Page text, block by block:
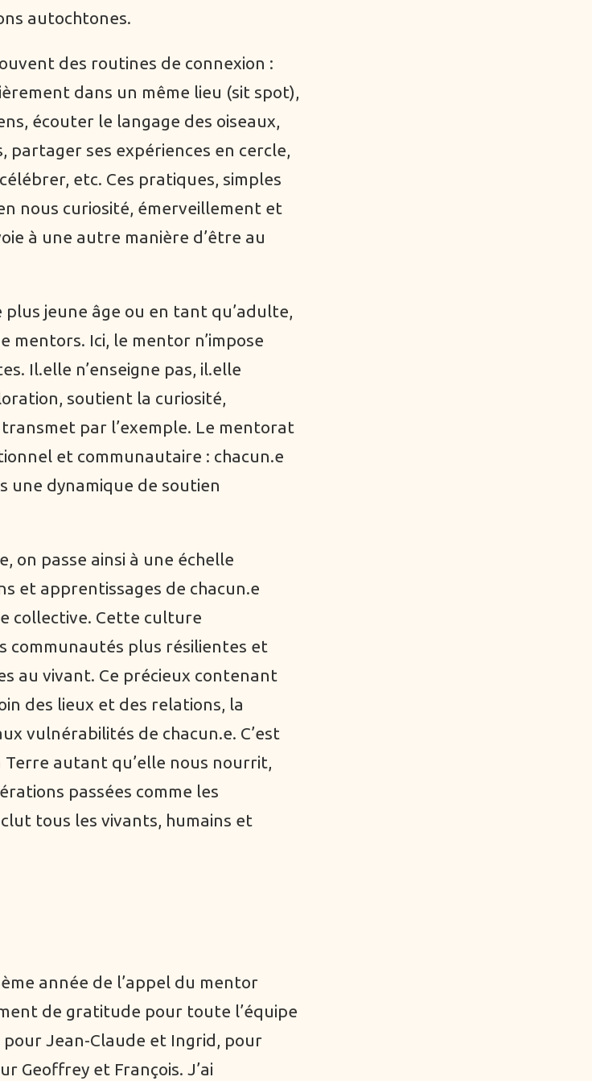
autochtones.
des routines de connexion :
dans un même lieu (sit spot),
écouter le langage des oiseaux,
partager ses expériences en cercle,
etc. Ces pratiques, simples
nous curiosité, émerveillement et
à une autre manière d’être au
jeune âge ou en tant qu’adulte,
mentors. Ici, le mentor n’impose
Il.elle n’enseigne pas, il.elle
soutient la curiosité,
par l’exemple. Le mentorat
et communautaire : chacun.e
une dynamique de soutien
on passe ainsi à une échelle
et apprentissages de chacun.e
collective. Cette culture
communautés plus résilientes et
au vivant. Ce précieux contenant
des lieux et des relations, la
vulnérabilités de chacun.e. C’est
autant qu’elle nous nourrit,
passées comme les
tous les vivants, humains et
année de l’appel du mentor
de gratitude pour toute l’équipe
Jean-Claude et Ingrid, pour
Geoffrey et François. J’ai